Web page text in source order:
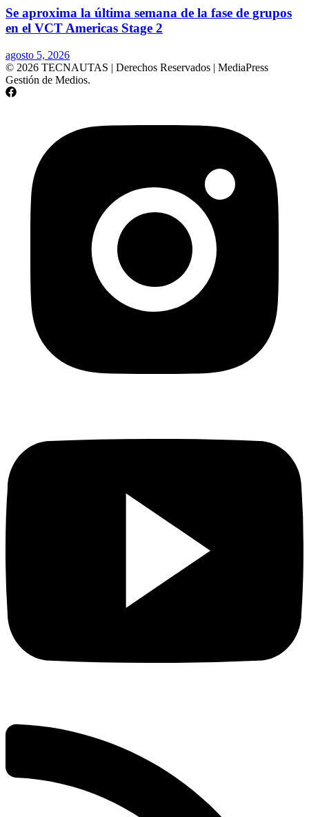
Se aproxima la última semana de la fase de grupos
en el VCT Americas Stage 2
agosto 5, 2026
© 2026 TECNAUTAS | Derechos Reservados | MediaPress
Gestión de Medios.